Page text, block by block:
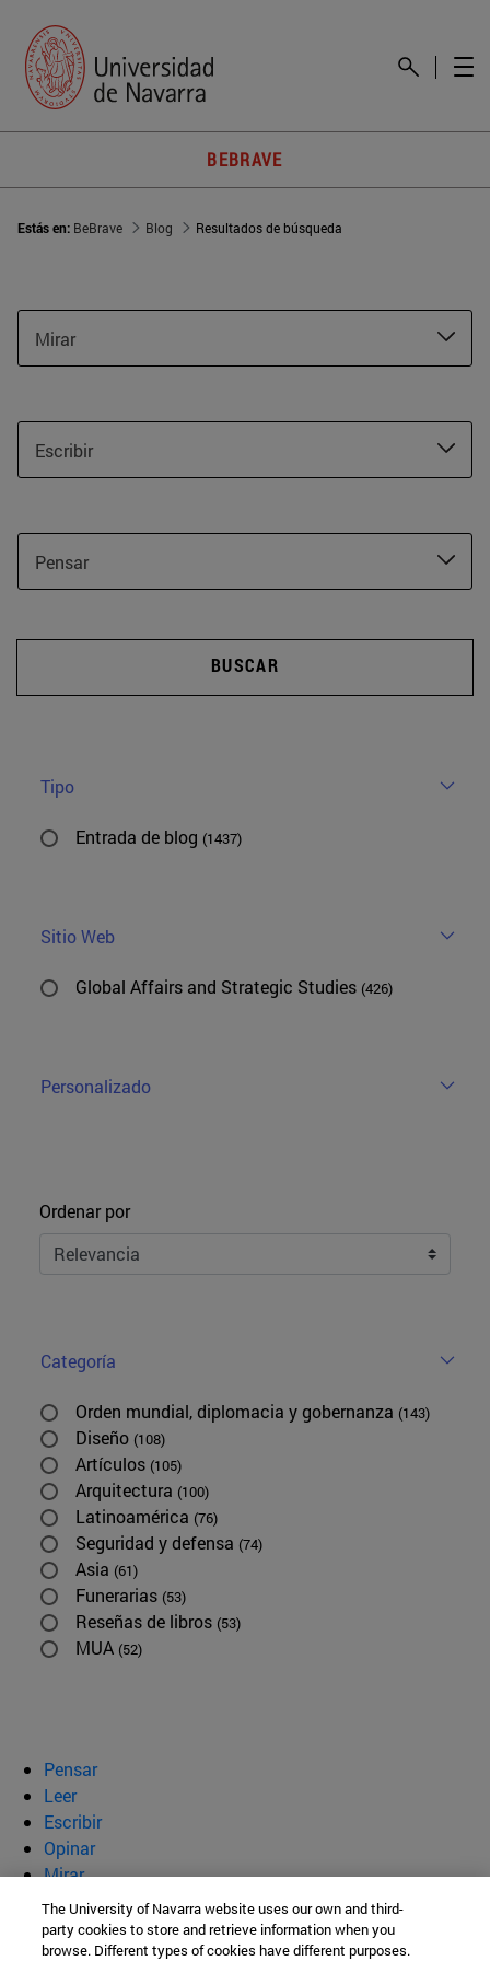
BEBRAVE
Estás en: BeBrave Blog Resultados de búsqueda
Mirar
Escribir
Pensar
BUSCAR
Tipo
Entrada de blog (1437)
Sitio Web
Global Affairs and Strategic Studies (426)
Personalizado
Ordenar
Ordenar por
Categoría
Orden mundial, diplomacia y gobernanza (143)
Diseño (108)
Artículos (105)
Arquitectura (100)
Latinoamérica (76)
Seguridad y defensa (74)
Asia (61)
Funerarias (53)
Reseñas de libros (53)
MUA (52)
Pensar
Leer
Escribir
Opinar
Mirar
Quiénes somos
BeBrave
The University of Navarra website uses our own and third-
party cookies to store and retrieve information when you
browse. Different types of cookies have different purposes.